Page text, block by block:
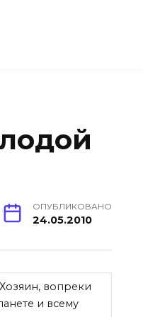
ОПУБЛИКОВАНО
24.05.2010
вопреки
и всему